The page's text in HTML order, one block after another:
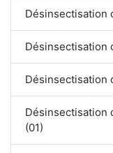
Désinsectisation
Désinsectisation
Désinsectisation
Désinsectisation
(01)